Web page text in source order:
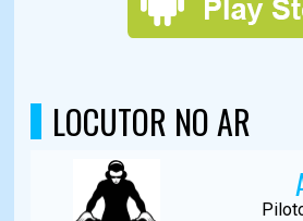
LOCUTOR NO AR